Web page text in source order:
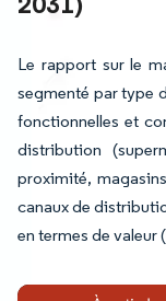
Le rapport sur le
segmenté par type
fonctionnelles et
distribution
proximité,
canaux de
en termes de valeur